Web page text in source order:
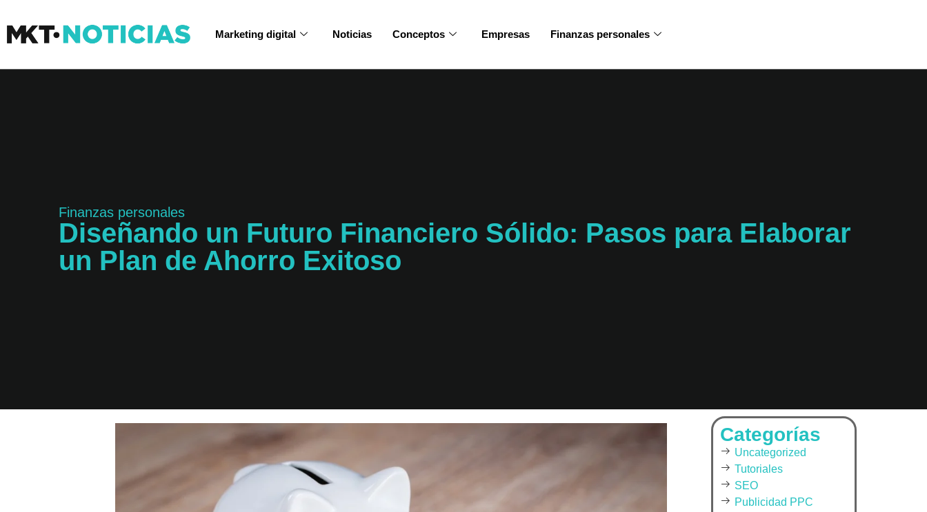
Marketing digital Noticias Conceptos Empresas Finanzas personales
Finanzas personales
Diseñando un Futuro Financiero Sólido: Pasos para Elaborar
un Plan de Ahorro Exitoso
Categorías
Uncategorized
Tutoriales
SEO
Publicidad PPC